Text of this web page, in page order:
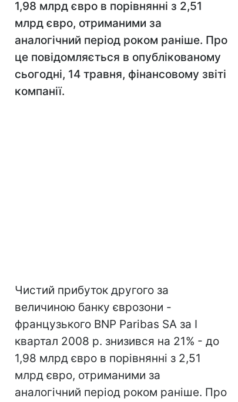
1,98 млрд євро в порівнянні з 2,51
млрд євро, отриманими за
аналогічний період роком раніше. Про
це повідомляється в опублікованому
сьогодні, 14 травня, фінансовому звіті
компанії.
Чистий прибуток другого за
величиною банку єврозони -
французького BNP Paribas SA за I
квартал 2008 р. знизився на 21% - до
1,98 млрд євро в порівнянні з 2,51
млрд євро, отриманими за
аналогічний період роком раніше. Про